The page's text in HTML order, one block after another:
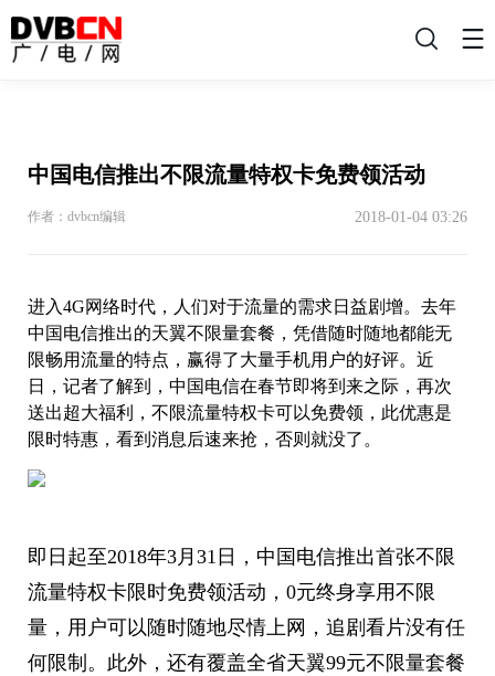
搜
中国电信推出不限流量特权卡免费领活动
作者：dvbcn编辑 2018-01-04 03:26
进入4G网络时代，人们对于流量的需求日益剧增。去年
中国电信推出的天翼不限量套餐，凭借随时随地都能无
限畅用流量的特点，赢得了大量手机用户的好评。近
日，记者了解到，中国电信在春节即将到来之际，再次
送出超大福利，不限流量特权卡可以免费领，此优惠是
限时特惠，看到消息后速来抢，否则就没了。
即日起至2018年3月31日，中国电信推出首张不限
流量特权卡限时免费领活动，0元终身享用不限
量，用户可以随时随地尽情上网，追剧看片没有任
何限制。此外，还有覆盖全省天翼99元不限量套餐